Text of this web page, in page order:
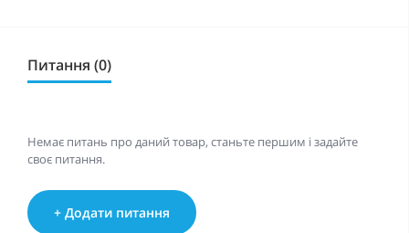
Питання (0)
Немає питань про даний товар, станьте першим і задайте
своє питання.
+ Додати питання